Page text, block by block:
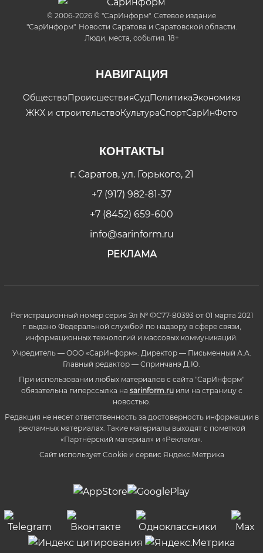
© 2006-2026 © "СарИнформ". Сетевое издание
"СарИнформ". Новости Саратова и Саратовской области.
Люди, места, события. 18+
НАВИГАЦИЯ
ОбществоПроисшествияСудПолитикаЭкономика
ЖКХ и строительствоКультураСпортСарИнФото
КОНТАКТЫ
г. Саратов, ул. Горького, 21
+7 (917) 982-81-37
+7 (8452) 659-600
info@sarinform.ru
РЕКЛАМА
Регистрационный номер серия Эл № ФС77-80393 от 01 марта 2021
г. выдано Федеральной службой по надзору в сфере связи,
информационных технологий и массовых коммуникаций.
Учредитель — ООО «СарИнформ». Директор — Письменный А.А.
Главный редактор — Спринчанэ Д.Ю.
При использовании любых материалов с сайта "СарИнформ"
обязательна гиперссылка на sarinform.ruили на страницу с
новостью.
Редакция не несет ответственность за достоверность информации в
рекламных материалах. Такие материалы выходят с пометкой
«Партнёрский материал» и «Реклама».
Сайт использует Cookie и сервиc Яндекс.Метрика